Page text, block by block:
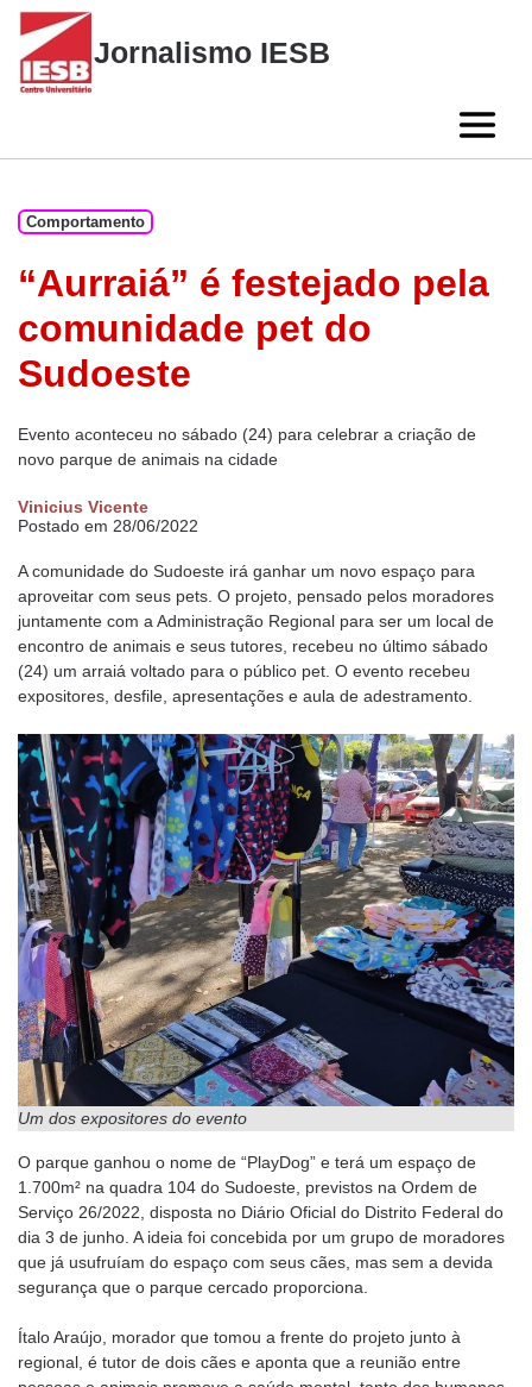
Skip
content
Jornalismo IESB
Comportamento
“Aurraiá” é festejado pela
comunidade pet do
Sudoeste
Evento aconteceu no sábado (24) para celebrar a criação de
novo parque de animais na cidade
Vinicius Vicente
Postado em 28/06/2022
A comunidade do Sudoeste irá ganhar um novo espaço para
aproveitar com seus pets. O projeto, pensado pelos moradores
juntamente com a Administração Regional para ser um local de
encontro de animais e seus tutores, recebeu no último sábado
(24) um arraiá voltado para o público pet. O evento recebeu
expositores, desfile, apresentações e aula de adestramento.
Um dos expositores do evento
O parque ganhou o nome de “PlayDog” e terá um espaço de
1.700m² na quadra 104 do Sudoeste, previstos na Ordem de
Serviço 26/2022, disposta no Diário Oficial do Distrito Federal do
dia 3 de junho. A ideia foi concebida por um grupo de moradores
que já usufruíam do espaço com seus cães, mas sem a devida
segurança que o parque cercado proporciona.
Ítalo Araújo, morador que tomou a frente do projeto junto à
regional, é tutor de dois cães e aponta que a reunião entre